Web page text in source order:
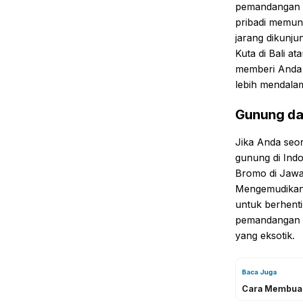
pribadi
jarang
Kuta di Bali
memberi
lebih
Gunung
Jika Anda
gunung di
Bromo di
untuk
yang eksotik.
Baca Juga
Cara